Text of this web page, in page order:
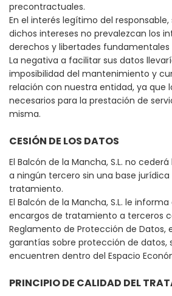
precontractuales.
En el interés legítimo del
dichos intereses no prevalezcan los
derechos y libertades fundamentales
La negativa a facilitar sus datos
imposibilidad del mantenimiento y
relación con nuestra entidad, ya que
necesarios para la prestación de
misma.
CESIÓN DE LOS DATOS
El Balcón de la Mancha, S.L. no
a ningún tercero sin una base
tratamiento.
El Balcón de la Mancha, S.L. le
encargos de tratamiento a terceros
Reglamento de Protección de Datos,
garantías sobre protección de datos,
encuentren dentro del Espacio
PRINCIPIO DE CALIDAD DEL